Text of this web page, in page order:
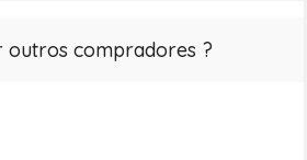
outros compradores ?